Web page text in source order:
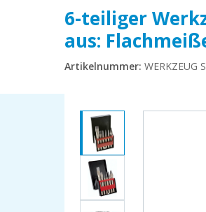
6-teiliger
aus:
Artikelnummer: WERKZEUG